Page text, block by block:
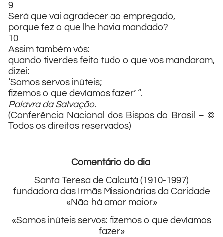
9
Será que vai agradecer ao empregado,
porque fez o que lhe havia mandado?
10
Assim também vós:
quando tiverdes feito tudo o que vos mandaram,
dizei:
‘Somos servos inúteis;
fizemos o que devíamos fazer’ “.
Palavra da Salvação.
(Conferência Nacional dos Bispos do Brasil – ©
Todos os direitos reservados)
Comentário do dia
Santa Teresa de Calcutá (1910-1997)
fundadora das Irmãs Missionárias da Caridade
«Não há amor maior»
«Somos inúteis servos: fizemos o que devíamos
fazer»